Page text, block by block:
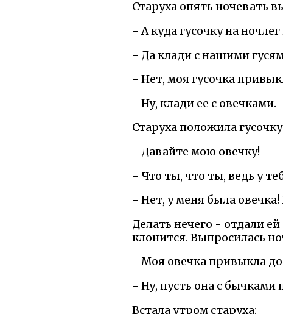
Старуха опять ночевать
- А куда гусочку на ночлег
- Да клади с нашими
- Нет, моя гусочка
- Ну, клади ее с овечками.
Старуха положила
- Давайте мою овечку!
- Что ты, что ты, ведь у
- Нет, у меня была овечка!
Делать нечего - отдали
клонится. Выпросилась
- Моя овечка привыкла
- Ну, пусть она с бычками
Встала утром старуха: